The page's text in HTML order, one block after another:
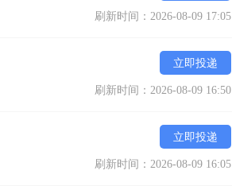
刷新时间：2026-08-09 17:05
立即投递
刷新时间：2026-08-09 16:50
立即投递
刷新时间：2026-08-09 16:05